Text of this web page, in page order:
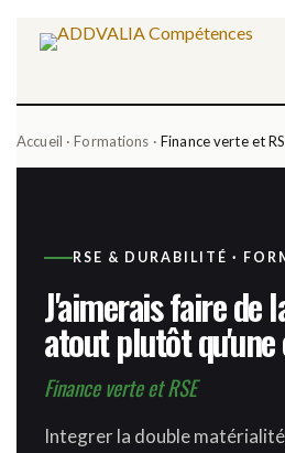
Accueil ·Formations ·Finance verte et
RSE & DURABILITÉ ·
J'aimerais faire de
atout plutôt
Finance verte et RSE
Integrer la double